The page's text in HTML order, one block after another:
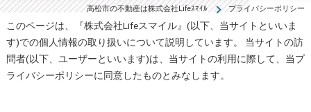
高松市の不動産は株式会社Lifeｽﾏｲﾙ プライバシーポリシー
このページは、『株式会社Lifeスマイル』(以下、当サイトといいま
す)での個人情報の取り扱いについて説明しています。 当サイトの訪
問者(以下、ユーザーといいます)は、当サイトの利用に際して、当プ
ライバシーポリシーに同意したものとみなします。